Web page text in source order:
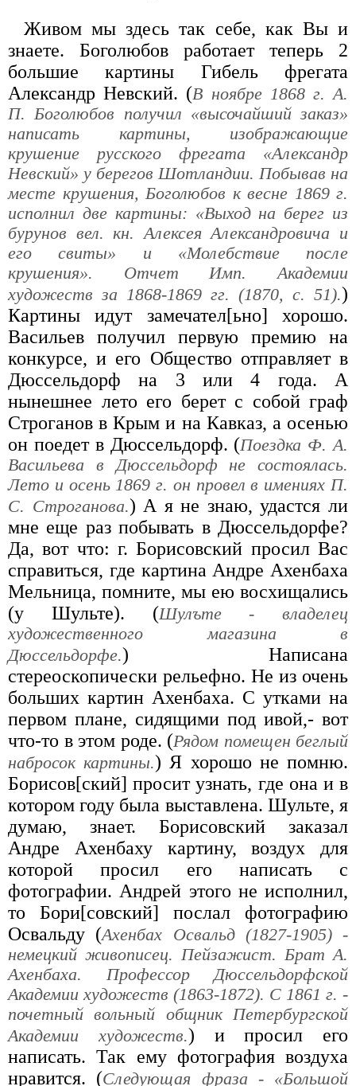
Живом мы здесь так себе, как Вы и
знаете. Боголюбов работает теперь 2
большие картины Гибель фрегата
Александр Невский. (В ноябре 1868 г. А.
П. Боголюбов получил «высочайший заказ»
написать картины, изображающие
крушение русского фрегата «Александр
Невский» у берегов Шотландии. Побывав на
месте крушения, Боголюбов к весне 1869 г.
исполнил две картины: «Выход на берег из
бурунов вел. кн. Алексея Александровича и
его свиты» и «Молебствие после
крушения». Отчет Имп. Академии
художеств за 1868-1869 гг. (1870, с. 51).)
Картины идут замечател[ьно] хорошо.
Васильев получил первую премию на
конкурсе, и его Общество отправляет в
Дюссельдорф на 3 или 4 года. А
нынешнее лето его берет с собой граф
Строганов в Крым и на Кавказ, а осенью
он поедет в Дюссельдорф. (Поездка Ф. А.
Васильева в Дюссельдорф не состоялась.
Лето и осень 1869 г. он провел в имениях П.
С. Строганова.) А я не знаю, удастся ли
мне еще раз побывать в Дюссельдорфе?
Да, вот что: г. Борисовский просил Вас
справиться, где картина Андре Ахенбаха
Мельница, помните, мы ею восхищались
(у Шульте). (Шулъте - владелец
художественного магазина в
Дюссельдорфе.) Написана
стереоскопически рельефно. Не из очень
больших картин Ахенбаха. С утками на
первом плане, сидящими под ивой,- вот
что-то в этом роде. (Рядом помещен беглый
набросок картины.) Я хорошо не помню.
Борисов[ский] просит узнать, где она и в
котором году была выставлена. Шульте, я
думаю, знает. Борисовский заказал
Андре Ахенбаху картину, воздух для
которой просил его написать с
фотографии. Андрей этого не исполнил,
то Бори[совский] послал фотографию
Освальду (Ахенбах Освальд (1827-1905) -
немецкий живописец. Пейзажист. Брат А.
Ахенбаха. Профессор Дюссельдорфской
Академии художеств (1863-1872). С 1861 г. -
почетный вольный общник Петербургской
Академии художеств.) и просил его
написать. Так ему фотография воздуха
нравится. (Следующая фраза - «Большой